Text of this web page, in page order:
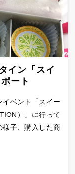
イン「スイ
ート
イベント「スイー
）」に行って
様子、購入した商